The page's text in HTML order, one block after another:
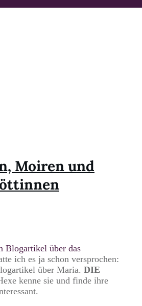
Moiren und
Blogartikel über das
ich es ja schon versprochen:
über Maria. DIE
kenne sie und finde ihre